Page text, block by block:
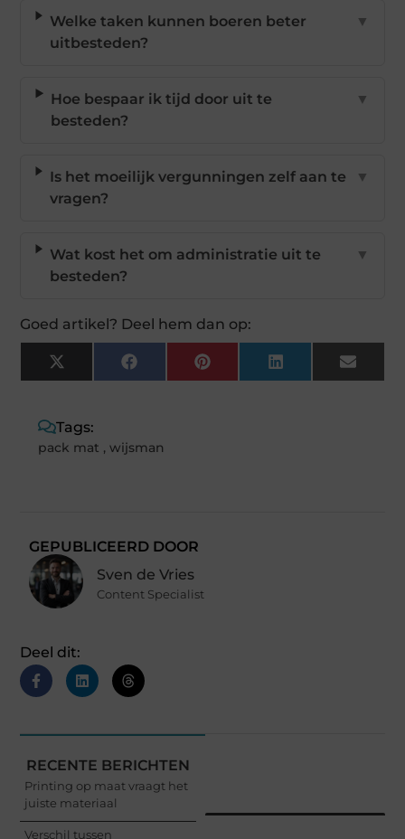
Welke taken kunnen boeren beter
uitbesteden?
▼
Hoe bespaar ik tijd door uit te
besteden?
▼
Is het moeilijk vergunningen zelf aan te
vragen?
▼
Wat kost het om administratie uit te
besteden?
▼
Goed artikel? Deel hem dan op:
X
(Twitter)
FacebookPinterestLinkedIn Email
Tags:
pack mat ,wijsman
GEPUBLICEERD DOOR
Sven de Vries
Content Specialist
Deel dit:
RECENTE BERICHTEN
Printing op maat vraagt het
juiste materiaal
Verschil tussen